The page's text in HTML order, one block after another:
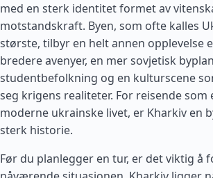
med en sterk identitet formet av
motstandskraft. Byen, som ofte kalles
største, tilbyr en helt annen opplevelse
bredere avenyer, en mer sovjetisk
studentbefolkning og en kulturscene
seg krigens realiteter. For reisende
moderne ukrainske livet, er Kharkiv en
sterk historie.
Før du planlegger en tur, er det viktig å